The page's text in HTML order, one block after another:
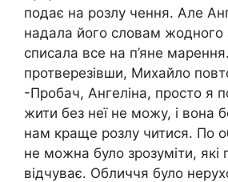
подає на розлу чення. Але
надала його словам жодного
списала все на п’яне
протверезівши, Михайло
-Пробач, Ангеліна, просто я
жити без неї не можу, і вона
нам краще розлу читися. По
не можна було зрозуміти, які
відчуває. Обличчя було